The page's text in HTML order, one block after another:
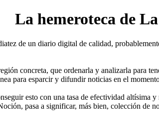
La hemeroteca de
de un diario digital de calidad,
concreta, que ordenarla y analizarla para
para esparcir y difundir noticias en el
esto con una tasa de efectividad altísima
pasa a significar, más bien, colección de